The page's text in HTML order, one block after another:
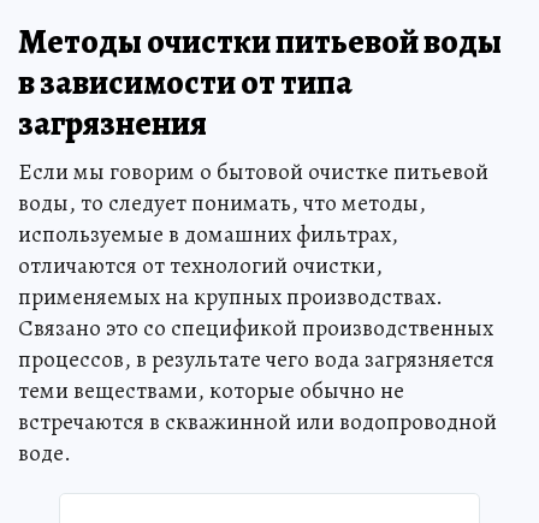
Методы очистки питьевой воды
в зависимости от типа
загрязнения
Если мы говорим о бытовой очистке питьевой
воды, то следует понимать, что методы,
используемые в домашних фильтрах,
отличаются от технологий очистки,
применяемых на крупных производствах.
Связано это со спецификой производственных
процессов, в результате чего вода загрязняется
теми веществами, которые обычно не
встречаются в скважинной или водопроводной
воде.